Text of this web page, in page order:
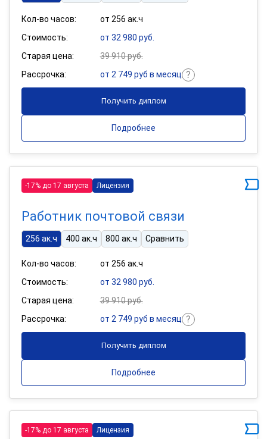
Кол-во часов:
от 256 ак.ч
Стоимость:
от 32 980 руб.
Старая цена:
39 910 руб.
Рассрочка:
от 2 749 руб в месяц
Получить диплом
Подробнее
-17% до 17 августа Лицензия
Работник почтовой связи
256 ак.ч 400 ак.ч 800 ак.ч Сравнить
Кол-во часов:
от 256 ак.ч
Стоимость:
от 32 980 руб.
Старая цена:
39 910 руб.
Рассрочка:
от 2 749 руб в месяц
Получить диплом
Подробнее
-17% до 17 августа Лицензия